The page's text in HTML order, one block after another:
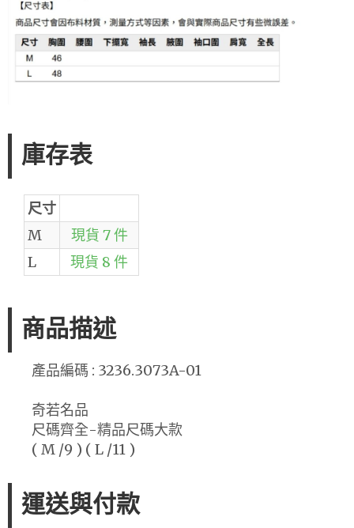
庫存表
尺寸
M
現貨 7 件
L
現貨 8 件
商品描述
產品編碼 : 3236.3073A-01
奇若名品
尺碼齊全-精品尺碼大款
( M /9 ) ( L /11 )
運送與付款